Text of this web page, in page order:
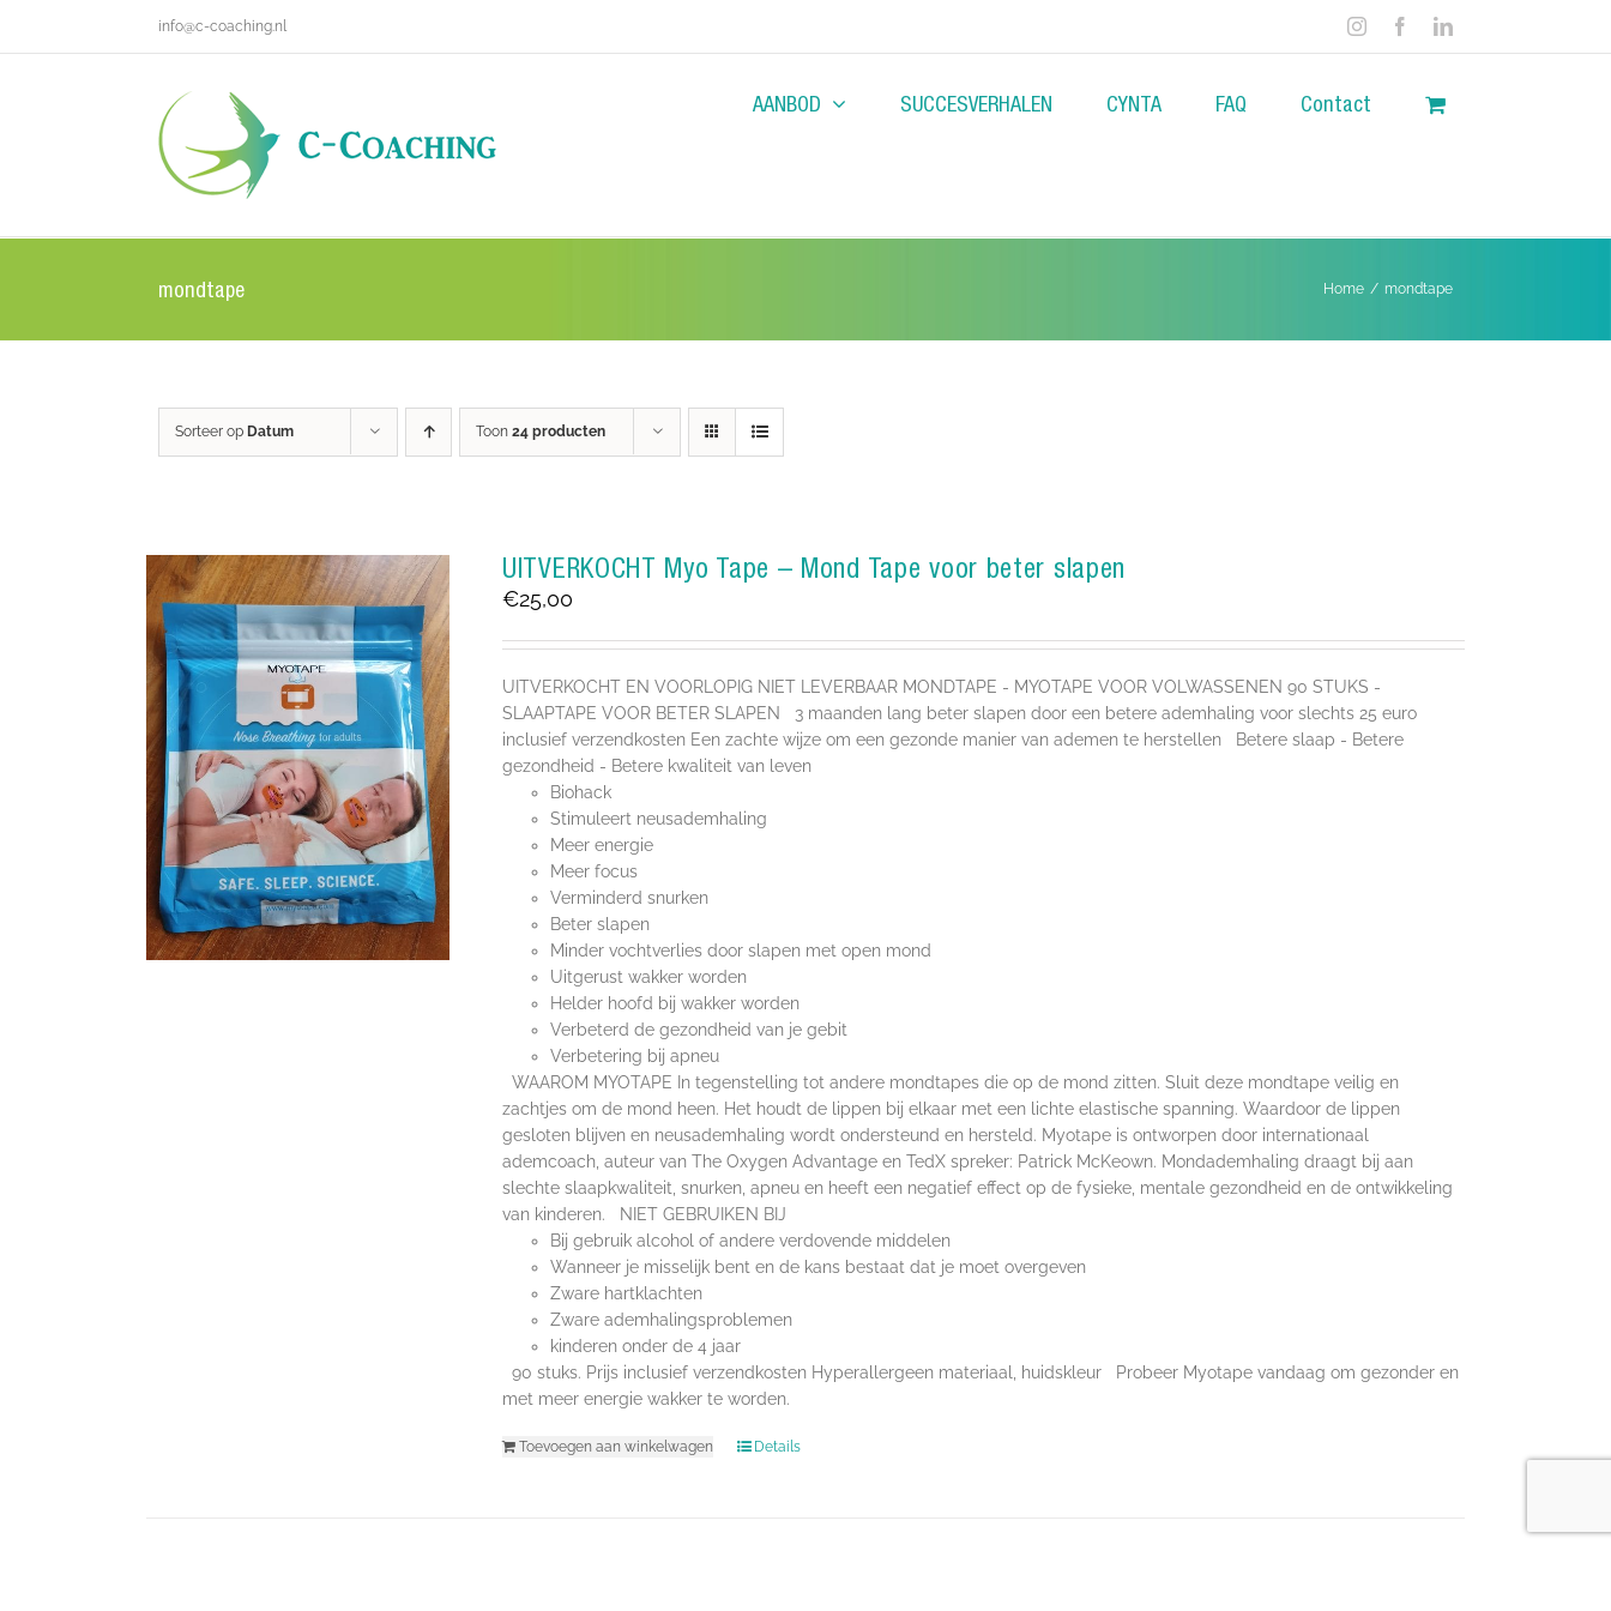
info@c-coaching.nl InstagramFacebookLinkedIn
AANBOD SUCCESVERHALEN CYNTA FAQ Contact
mondtape Home / mondtape
Sorteer op Datum Toon 24 producten
UITVERKOCHT Myo Tape – Mond Tape voor beter slapen
€25,00
UITVERKOCHT EN VOORLOPIG NIET LEVERBAAR MONDTAPE - MYOTAPE VOOR VOLWASSENEN 90 STUKS -
SLAAPTAPE VOOR BETER SLAPEN 3 maanden lang beter slapen door een betere ademhaling voor slechts 25 euro
inclusief verzendkosten Een zachte wijze om een gezonde manier van ademen te herstellen Betere slaap - Betere
gezondheid - Betere kwaliteit van leven
Biohack
Stimuleert neusademhaling
Meer energie
Meer focus
Verminderd snurken
Beter slapen
Minder vochtverlies door slapen met open mond
Uitgerust wakker worden
Helder hoofd bij wakker worden
Verbeterd de gezondheid van je gebit
Verbetering bij apneu
WAAROM MYOTAPE In tegenstelling tot andere mondtapes die op de mond zitten. Sluit deze mondtape veilig en
zachtjes om de mond heen. Het houdt de lippen bij elkaar met een lichte elastische spanning. Waardoor de lippen
gesloten blijven en neusademhaling wordt ondersteund en hersteld. Myotape is ontworpen door internationaal
ademcoach, auteur van The Oxygen Advantage en TedX spreker: Patrick McKeown. Mondademhaling draagt bij aan
slechte slaapkwaliteit, snurken, apneu en heeft een negatief effect op de fysieke, mentale gezondheid en de ontwikkeling
van kinderen. NIET GEBRUIKEN BIJ
Bij gebruik alcohol of andere verdovende middelen
Wanneer je misselijk bent en de kans bestaat dat je moet overgeven
Zware hartklachten
Zware ademhalingsproblemen
kinderen onder de 4 jaar
90 stuks. Prijs inclusief verzendkosten Hyperallergeen materiaal, huidskleur Probeer Myotape vandaag om gezonder en
met meer energie wakker te worden.
Toevoegen aan winkelwagen Details